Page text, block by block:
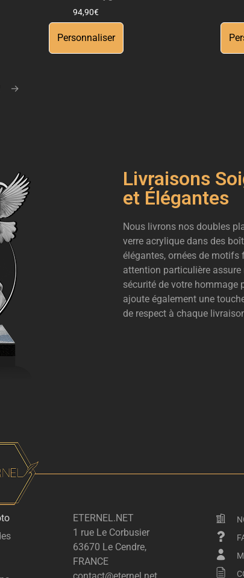
94,90€
Personnaliser
→
Livraisons
et Élégantes
Nous livrons nos doubles
verre acrylique dans des
élégantes, ornées de motifs
attention particulière
sécurité de votre hommage
ajoute également une
de respect à chaque
ETERNEL.NET
1 rue Le Corbusier
63670 Le Cendre,
FRANCE